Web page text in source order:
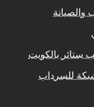
والصيانة
ستائر بالكويت
للسرداب